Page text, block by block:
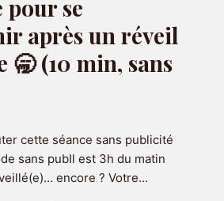
MA SÉANCE
pour se
après un réveil
🥱 (10 min, sans
cette séance sans publicité
sans pubIl est 3h du matin
encore ? Votre...